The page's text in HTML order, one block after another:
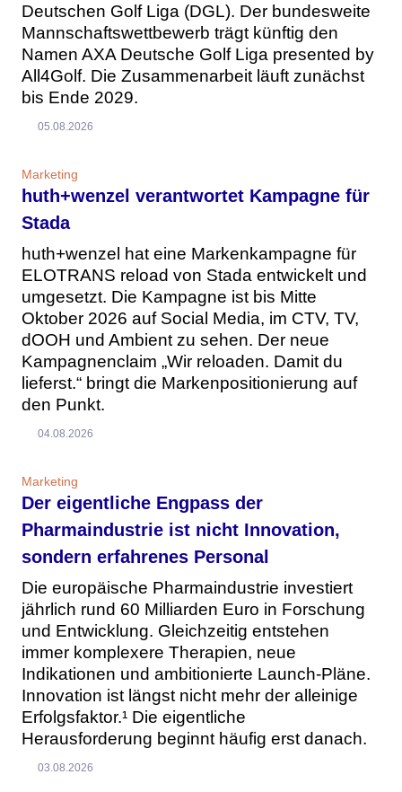
Deutschen Golf Liga (DGL). Der bundesweite
Mannschaftswettbewerb trägt künftig den
Namen AXA Deutsche Golf Liga presented by
All4Golf. Die Zusammenarbeit läuft zunächst
bis Ende 2029.
05.08.2026
Marketing
huth+wenzel verantwortet Kampagne für
Stada
huth+wenzel hat eine Markenkampagne für
ELOTRANS reload von Stada entwickelt und
umgesetzt. Die Kampagne ist bis Mitte
Oktober 2026 auf Social Media, im CTV, TV,
dOOH und Ambient zu sehen. Der neue
Kampagnenclaim „Wir reloaden. Damit du
lieferst.“ bringt die Markenpositionierung auf
den Punkt.
04.08.2026
Marketing
Der eigentliche Engpass der
Pharmaindustrie ist nicht Innovation,
sondern erfahrenes Personal
Die europäische Pharmaindustrie investiert
jährlich rund 60 Milliarden Euro in Forschung
und Entwicklung. Gleichzeitig entstehen
immer komplexere Therapien, neue
Indikationen und ambitionierte Launch-Pläne.
Innovation ist längst nicht mehr der alleinige
Erfolgsfaktor.¹ Die eigentliche
Herausforderung beginnt häufig erst danach.
03.08.2026